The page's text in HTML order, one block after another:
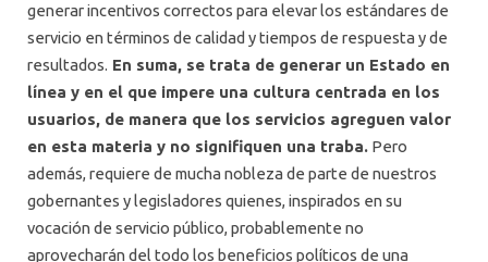
generar incentivos correctos para elevar los estándares de
servicio en términos de calidad y tiempos de respuesta y de
resultados. En suma, se trata de generar un Estado en
línea y en el que impere una cultura centrada en los
usuarios, de manera que los servicios agreguen valor
en esta materia y no signifiquen una traba. Pero
además, requiere de mucha nobleza de parte de nuestros
gobernantes y legisladores quienes, inspirados en su
vocación de servicio público, probablemente no
aprovecharán del todo los beneficios políticos de una